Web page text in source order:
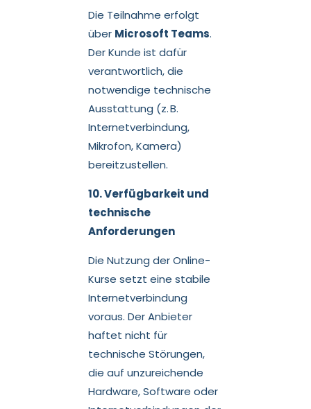
Die Teilnahme erfolgt
über Microsoft Teams.
Der Kunde ist dafür
verantwortlich, die
notwendige technische
Ausstattung (z. B.
Internetverbindung,
Mikrofon, Kamera)
bereitzustellen.
10. Verfügbarkeit und
technische
Anforderungen
Die Nutzung der Online-
Kurse setzt eine stabile
Internetverbindung
voraus. Der Anbieter
haftet nicht für
technische Störungen,
die auf unzureichende
Hardware, Software oder